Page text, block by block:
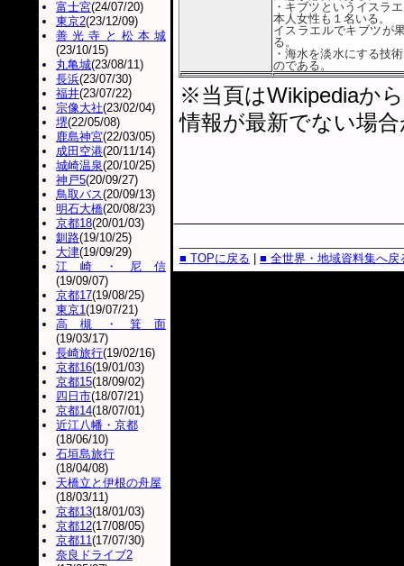
・キブツというイスラ
本人女性も１名いる。
イスラエルでキブツが
る。
・海水を淡水にする技
のである。
※当頁はWikipediaか
情報が最新でない場
■ TOPに戻る ■ 全世界・地域資料集へ戻
富士宮(24/07/20)
東京2(23/12/09)
善光寺と松本城
(23/10/15)
丸亀城(23/08/11)
長浜(23/07/30)
福井(23/07/22)
宗像大社(23/02/04)
堺(22/05/08)
鹿島神宮(22/03/05)
成田空港(20/11/14)
城崎温泉(20/10/25)
神戸5(20/09/27)
鳥取バス(20/09/13)
明石大橋(20/08/23)
京都18(20/01/03)
釧路(19/10/25)
大津(19/09/29)
江崎・尼信
(19/09/07)
京都17(19/08/25)
東京1(19/07/21)
高槻・箕面
(19/03/17)
長崎旅行(19/02/16)
京都16(19/01/03)
京都15(18/09/02)
四日市(18/07/21)
京都14(18/07/01)
近江八幡・京都
(18/06/10)
石垣島旅行
(18/04/08)
天橋立と伊根の舟屋
(18/03/11)
京都13(18/01/03)
京都12(17/08/05)
京都11(17/07/30)
奈良ドライブ2